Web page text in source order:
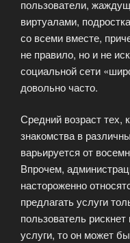
пользователи,
виртуалами,
со всеми вместе,
не правило, но и не
социальной сети
довольно часто.
Средний возраст тех,
знакомства в
варьируется от
Впрочем,
настороженно
предлагать услуги
пользователь
услуги, то он может